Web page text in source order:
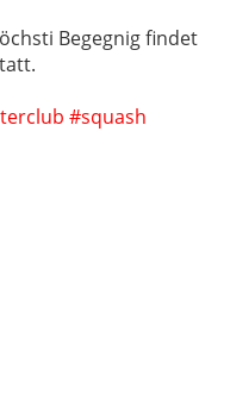
Begegnig findet
#squash